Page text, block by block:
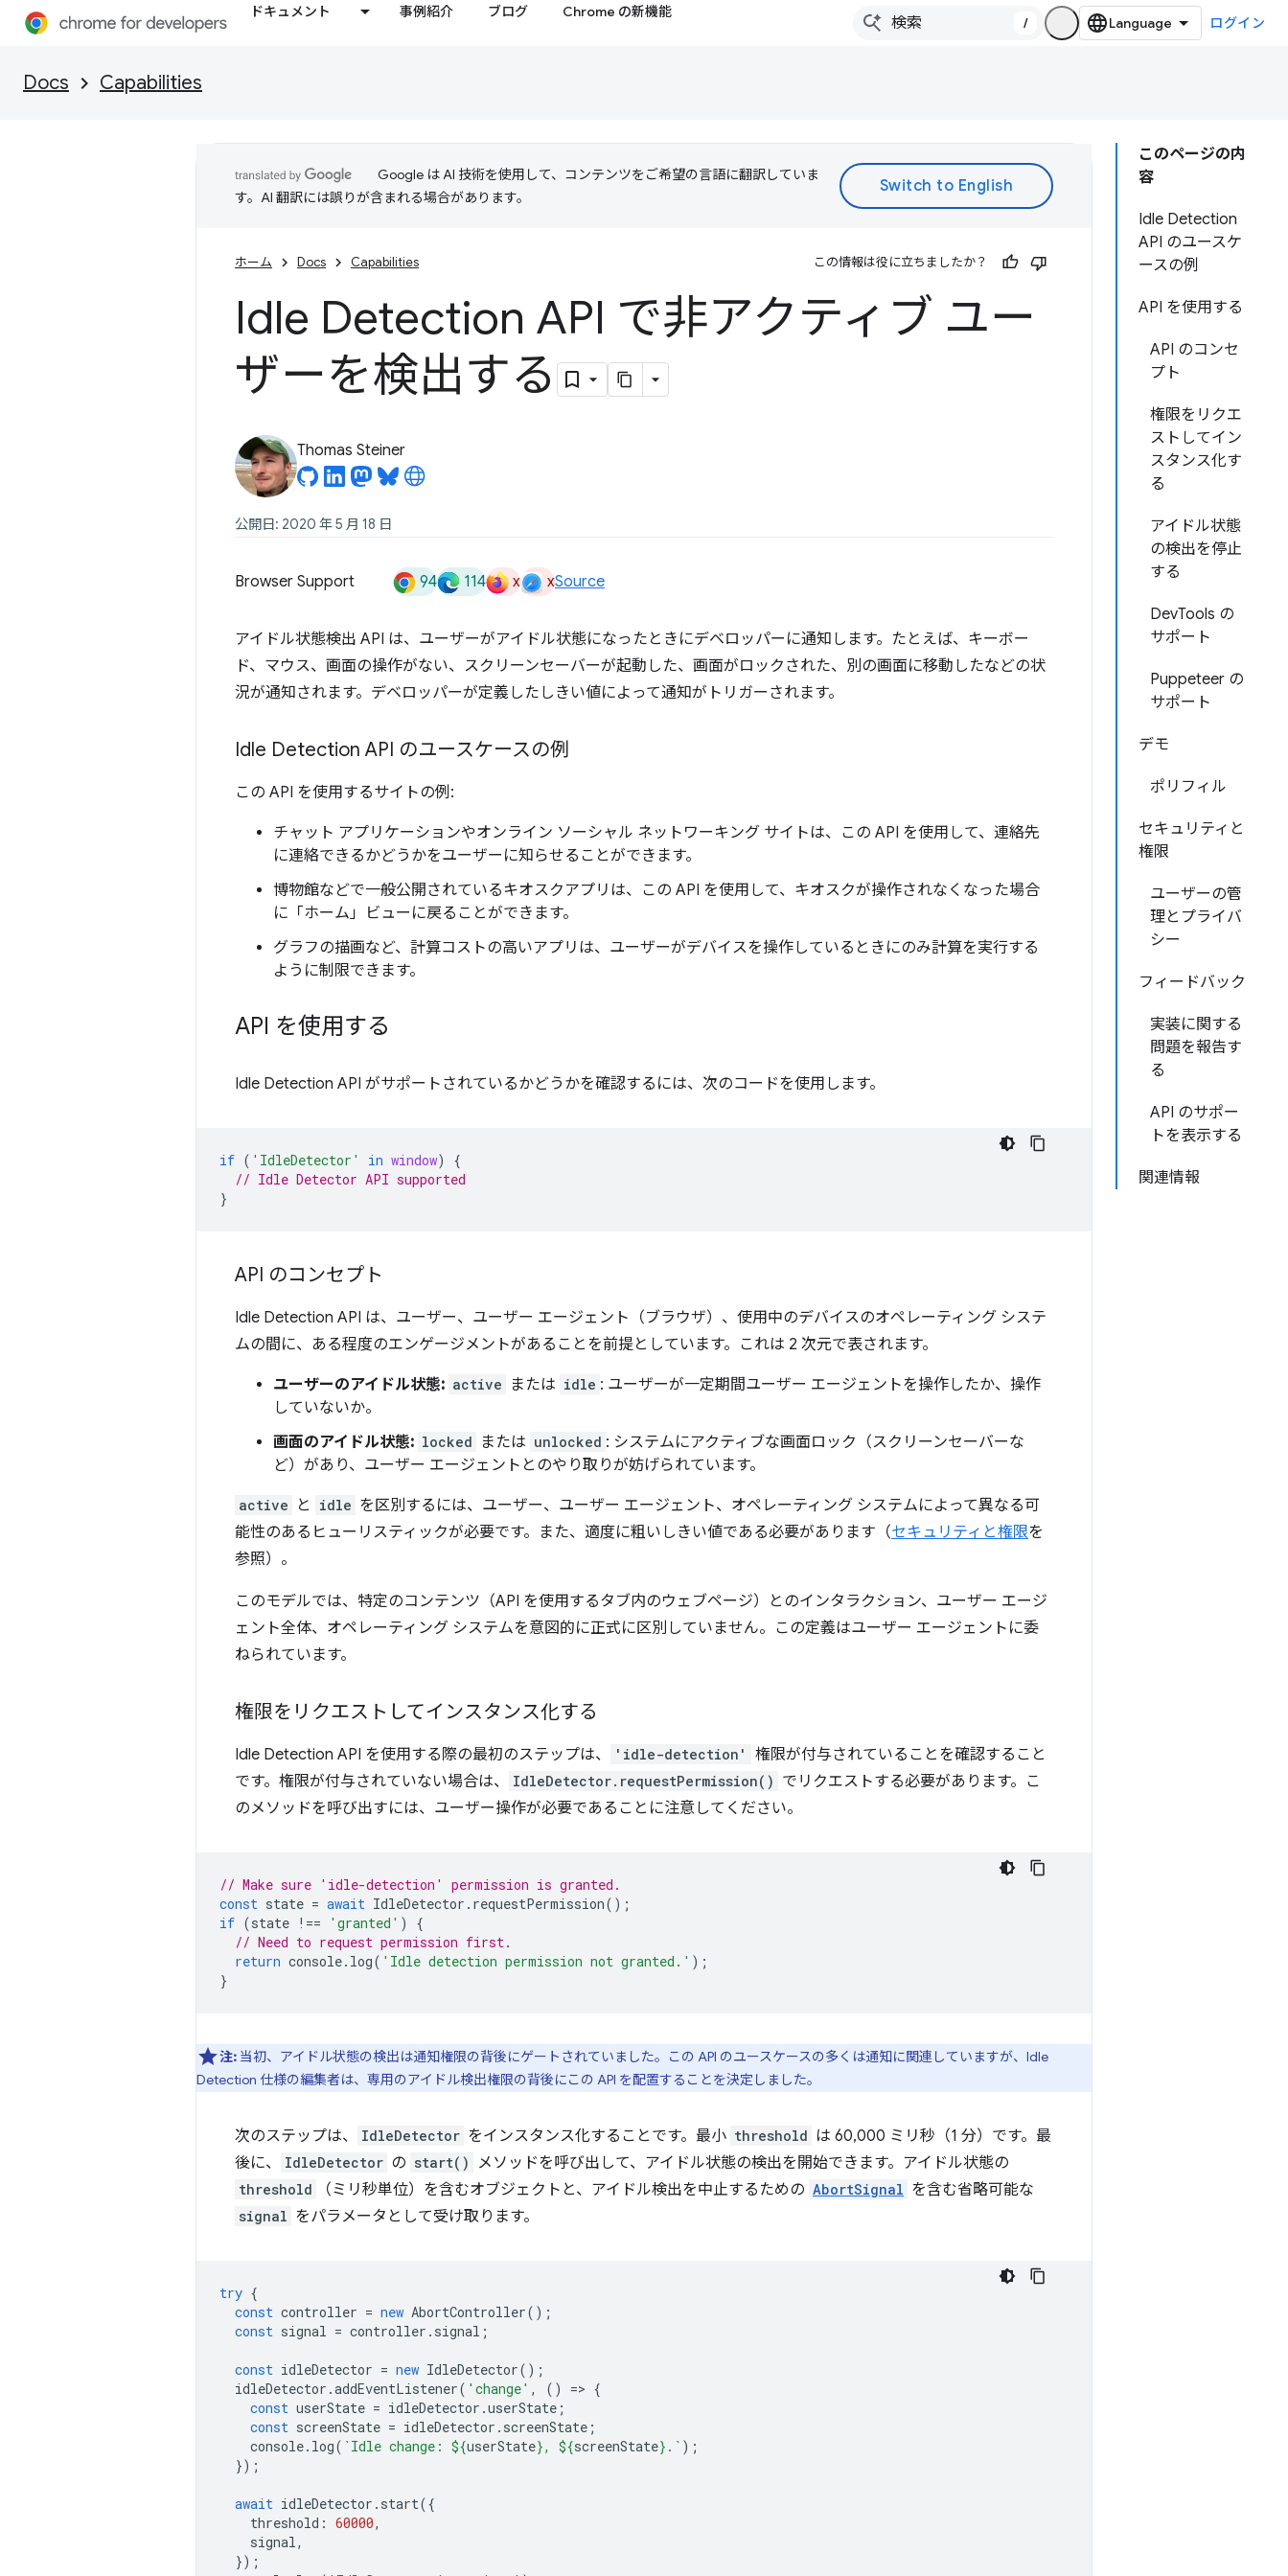
ドキュメント 事例紹介 ブログ Chrome の新機能
/ ログイン
Docs Capabilities
このページの内
容
Idle Detection
API のユースケ
ースの例
API を使用する
API のコンセ
プト
権限をリクエ
ストしてイン
スタンス化す
る
アイドル状態
の検出を停止
する
DevTools の
サポート
Puppeteer の
サポート
デモ
ポリフィル
セキュリティと
権限
ユーザーの管
理とプライバ
シー
フィードバック
実装に関する
問題を報告す
る
API のサポー
トを表示する
関連情報
Google は AI 技術を使用して、コンテンツをご希望の言語に翻訳していま
す。AI 翻訳には誤りが含まれる場合があります。
ホーム Docs Capabilities この情報は役に立ちましたか？
Idle Detection API で非アクティブ ユー
ザーを検出する
Thomas Steiner
公開日: 2020 年 5 月 18 日
Browser Support 94 114 x xSource
アイドル状態検出 API は、ユーザーがアイドル状態になったときにデベロッパーに通知します。たとえば、キーボー
ド、マウス、画面の操作がない、スクリーンセーバーが起動した、画面がロックされた、別の画面に移動したなどの状
況が通知されます。デベロッパーが定義したしきい値によって通知がトリガーされます。
Idle Detection API のユースケースの例
この API を使用するサイトの例:
チャット アプリケーションやオンライン ソーシャル ネットワーキング サイトは、この API を使用して、連絡先
に連絡できるかどうかをユーザーに知らせることができます。
博物館などで一般公開されているキオスクアプリは、この API を使用して、キオスクが操作されなくなった場合
に「ホーム」ビューに戻ることができます。
グラフの描画など、計算コストの高いアプリは、ユーザーがデバイスを操作しているときにのみ計算を実行する
ように制限できます。
API を使用する
Idle Detection API がサポートされているかどうかを確認するには、次のコードを使用します。
if ( 'IdleDetector' in window)
{
// Idle Detector API supported
}
API のコンセプト
Idle Detection API は、ユーザー、ユーザー エージェント（ブラウザ）、使用中のデバイスのオペレーティング システ
ムの間に、ある程度のエンゲージメントがあることを前提としています。これは 2 次元で表されます。
ユーザーのアイドル状態: active または idle : ユーザーが一定期間ユーザー エージェントを操作したか、操作
していないか。
画面のアイドル状態: locked または unlocked : システムにアクティブな画面ロック（スクリーンセーバーな
ど）があり、ユーザー エージェントとのやり取りが妨げられています。
active と idle を区別するには、ユーザー、ユーザー エージェント、オペレーティング システムによって異なる可
能性のあるヒューリスティックが必要です。また、適度に粗いしきい値である必要があります（セキュリティと権限を
参照）。
このモデルでは、特定のコンテンツ（API を使用するタブ内のウェブページ）とのインタラクション、ユーザー エージ
ェント全体、オペレーティング システムを意図的に正式に区別していません。この定義はユーザー エージェントに委
ねられています。
権限をリクエストしてインスタンス化する
Idle Detection API を使用する際の最初のステップは、 'idle-detection'
権限が付与されていることを確認すること
です。権限が付与されていない場合は、
IdleDetector.requestPermission() でリクエストする必要があります。こ
のメソッドを呼び出すには、ユーザー操作が必要であることに注意してください。
// Make sure 'idle-detection' permission is granted.
const state = await IdleDetector . requestPermission();
if (state !== 'granted' )
{
// Need to request permission first.
return console. log( 'Idle detection permission not granted.' );
}
注: 当初、アイドル状態の検出は通知権限の背後にゲートされていました。この API のユースケースの多くは通知に関連していますが、Idle
Detection 仕様の編集者は、専用のアイドル検出権限の背後にこの API を配置することを決定しました。
次のステップは、 IdleDetector をインスタンス化することです。最小 threshold は 60,000 ミリ秒（1 分）です。最
後に、
IdleDetector の start() メソッドを呼び出して、アイドル状態の検出を開始できます。アイドル状態の
threshold （ミリ秒単位）を含むオブジェクトと、アイドル検出を中止するための AbortSignal を含む省略可能な
signal をパラメータとして受け取ります。
try {
const controller = new AbortController();
const signal = controller . signal ;
const idleDetector = new IdleDetector();
idleDetector .addEventListener( 'change' , () => {
const userState = idleDetector .userState ;
const screenState = idleDetector . screenState ;
console. log( `Idle change: ${userState}, ${screenState} .` );
});
await idleDetector . start({
threshold : 60000,
signal,
});